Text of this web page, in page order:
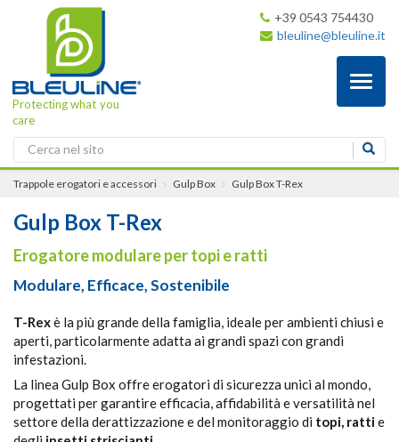
Protecting what you
care
+39 0543 754430
bleuline@bleuline.it
Trappole erogatori e accessori Gulp Box Gulp Box T-Rex
Gulp Box T-Rex
Erogatore modulare per topi e ratti
Modulare, Efficace, Sostenibile
T-Rexè la più grande della famiglia, ideale per ambienti chiusi e
aperti, particolarmente adatta ai grandi spazi con grandi
infestazioni.
La linea Gulp Box offre erogatori di sicurezza unici al mondo,
progettati per garantire efficacia, affidabilità e versatilità nel
settore della derattizzazione e del monitoraggio di topi, rattie